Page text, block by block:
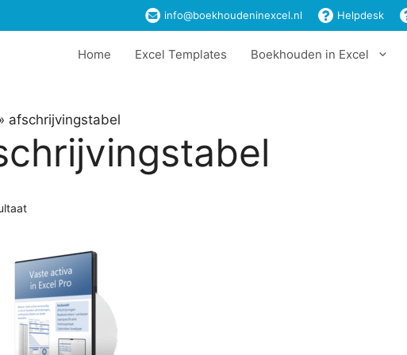
info@boekhoudeninexcel.nl Helpdesk
Home Excel Templates Boekhouden in Excel
afschrijvingstabel